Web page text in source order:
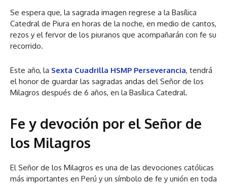
Se espera que, la sagrada imagen regrese a la Basílica
Catedral de Piura en horas de la noche, en medio de cantos,
rezos y el fervor de los piuranos que acompañarán con fe su
recorrido.
Este año, la Sexta Cuadrilla HSMP Perseverancia, tendrá
el honor de guardar las sagradas andas del Señor de los
Milagros después de 6 años, en la Basílica Catedral.
Fe y devoción por el Señor de
los Milagros
El Señor de los Milagros es una de las devociones católicas
más importantes en Perú y un símbolo de fe y unión en toda